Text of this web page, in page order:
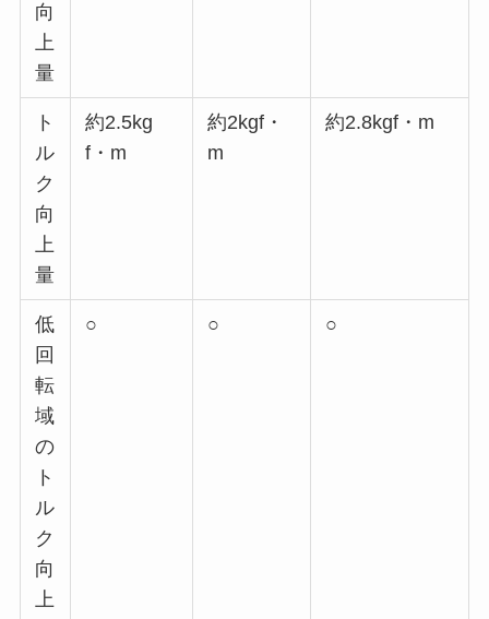
向
上
量
ト
ル
ク
向
上
量
約2.5kg
f・m
約2kgf・
m
約2.8kgf・m
低
回
転
域
の
ト
ル
ク
向
上
○ ○ ○